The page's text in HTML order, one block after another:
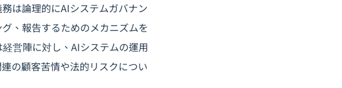
は論理的にAIシステムガバナン
、報告するためのメカニズムを
営陣に対し、AIシステムの運用
の顧客苦情や法的リスクについ